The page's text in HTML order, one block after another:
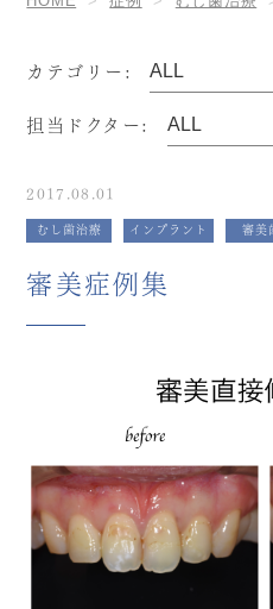
カテゴリー:
担当ドクター:
2017.08.01
むし歯治療 インプラント 審美
審美症例集